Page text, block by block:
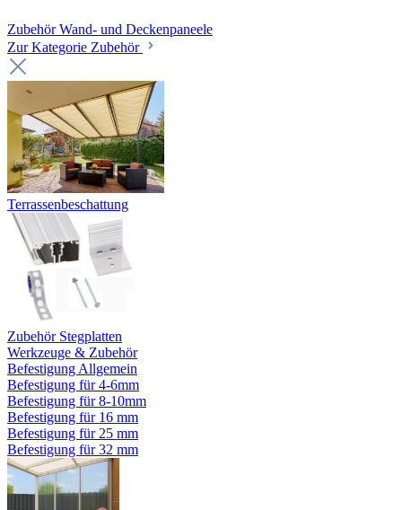
Zubehör Wand- und Deckenpaneele
Zur Kategorie Zubehör
Terrassenbeschattung
Zubehör Stegplatten
Werkzeuge & Zubehör
Befestigung Allgemein
Befestigung für 4-6mm
Befestigung für 8-10mm
Befestigung für 16 mm
Befestigung für 25 mm
Befestigung für 32 mm